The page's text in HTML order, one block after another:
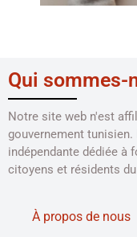
Qui sommes-
Notre site web n'est
gouvernement
indépendante dédiée à
citoyens et résidents
À propos de nous